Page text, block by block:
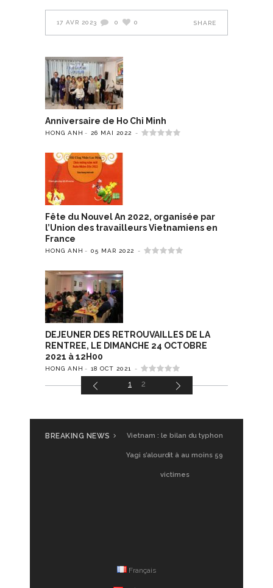
17 AVR 2023 0 0 SHARE
Anniversaire de Ho Chi Minh
HONG ANH 26 MAI 2022
Fête du Nouvel An 2022, organisée par
l’Union des travailleurs Vietnamiens en
France
HONG ANH 05 MAR 2022
DEJEUNER DES RETROUVAILLES DE LA
RENTREE, LE DIMANCHE 24 OCTOBRE
2021 à 12H00
HONG ANH 18 OCT 2021
1 2
BREAKING NEWS Vietnam : le bilan du typhon
Yagi s’alourdit à au moins 59
victimes
Français